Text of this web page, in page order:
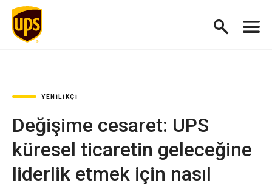
YENILIKÇI
Değişime cesaret: UPS
küresel ticaretin geleceğine
liderlik etmek için nasıl